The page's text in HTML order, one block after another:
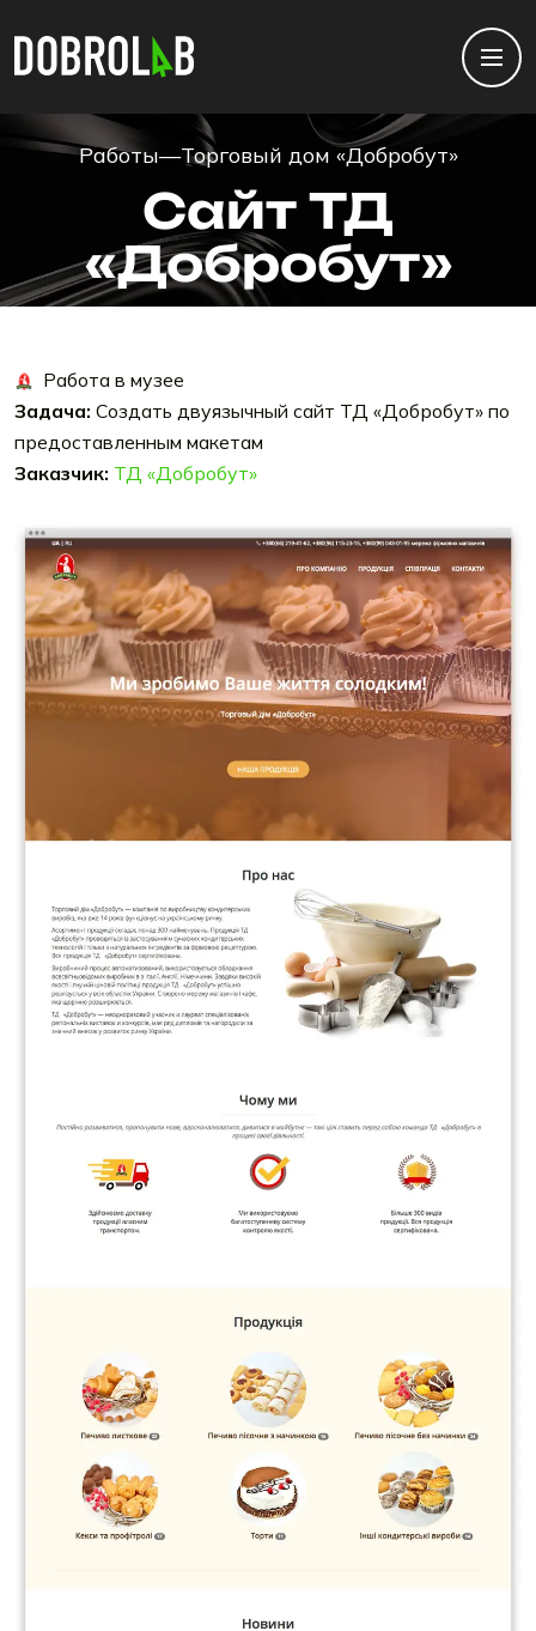
Работы—Торговый дом «Добробут»
Сайт ТД
«Добробут»
Работа в музее
Задача: Cоздать двуязычный сайт ТД «Добробут» по
предоставленным макетам
Заказчик: ТД «Добробут»